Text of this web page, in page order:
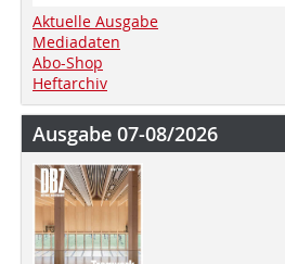
Aktuelle Ausgabe
Mediadaten
Abo-Shop
Heftarchiv
Ausgabe 07-08/2026